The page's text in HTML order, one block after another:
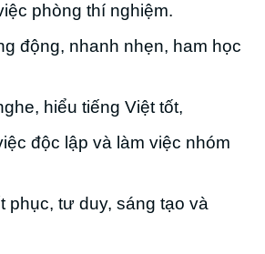
phòng thí nghiệm.
động, nhanh nhẹn, ham học
hiểu tiếng Việt tốt,
độc lập và làm việc nhóm
phục, tư duy, sáng tạo và